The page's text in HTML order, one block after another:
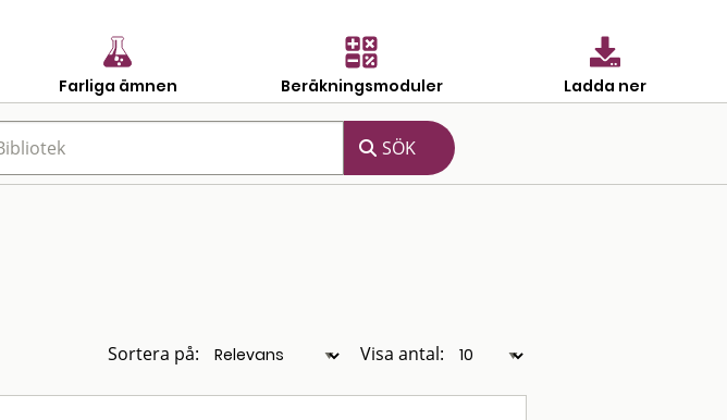
Farliga ämnen Beräkningsmoduler Ladda ner
Sortera på: Visa antal: